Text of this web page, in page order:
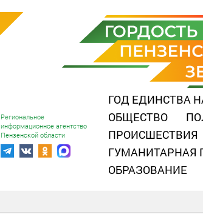
Региональное
информационное агентство
Пензенской области
ГОД ЕДИНСТВА
ОБЩЕСТВО
ПРОИСШЕСТВИЯ
ОБРАЗОВАНИЕ